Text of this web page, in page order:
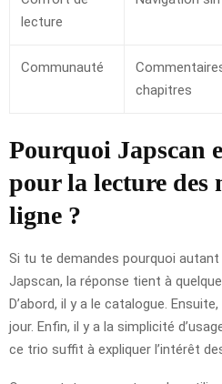
lecture
Communauté
chapitres
Pourquoi Japscan
pour la lecture des
ligne ?
Si tu te demandes pourquoi
Japscan, la réponse tient à
D’abord, il y a le catalogue.
jour. Enfin, il y a la simplicité
ce trio suffit à expliquer l’intérêt